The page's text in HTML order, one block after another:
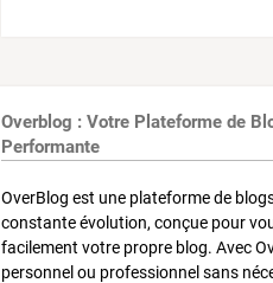
Overblog : Votre Plateforme de
Performante
OverBlog est une plateforme de
constante évolution, conçue pour
facilement votre propre blog. Avec
personnel ou professionnel sans